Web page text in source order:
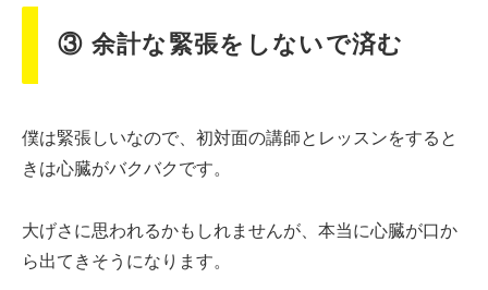
③ 余計な緊張をしないで済む
僕は緊張しいなので、初対面の講師とレッスンをすると
きは心臓がバクバクです。
大げさに思われるかもしれませんが、本当に心臓が口か
ら出てきそうになります。